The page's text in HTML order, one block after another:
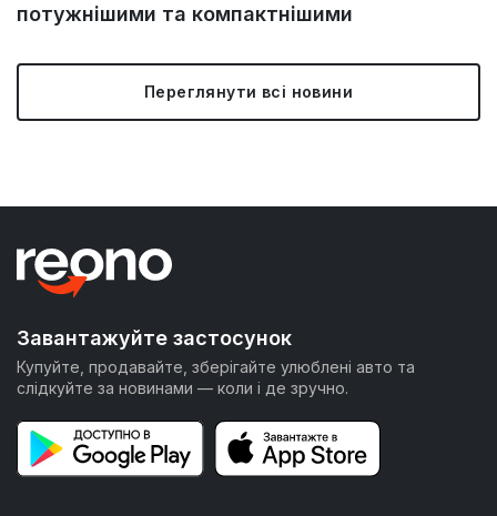
потужнішими та компактнішими
Переглянути всі новини
Завантажуйте застосунок
Купуйте, продавайте, зберігайте улюблені авто та
слідкуйте за новинами — коли і де зручно.